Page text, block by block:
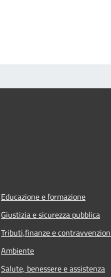
Educazione e formazione
Giustizia e sicurezza pubblica
Tributi,finanze e
Ambiente
Salute, benessere e assistenza